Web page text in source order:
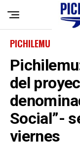
PICHILEMU
del
Social”-
viernes